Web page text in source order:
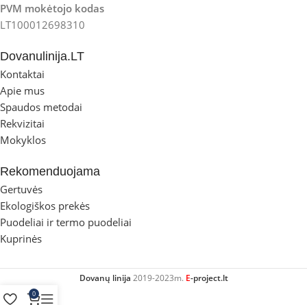
PVM mokėtojo kodas
LT100012698310
Dovanulinija.LT
Kontaktai
Apie mus
Spaudos metodai
Rekvizitai
Mokyklos
Rekomenduojama
Gertuvės
Ekologiškos prekės
Puodeliai ir termo puodeliai
Kuprinės
Dovanų linija 2019-2023m. E-project.lt
0